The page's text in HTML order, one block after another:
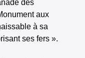
des
aux
à sa
ses fers ».